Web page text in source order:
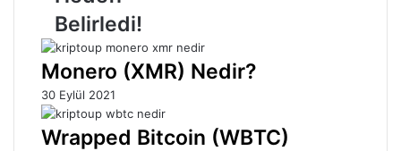
Belirledi!
Belirledi!
Monero (XMR) Nedir?
30 Eylül 2021
Wrapped Bitcoin (WBTC)